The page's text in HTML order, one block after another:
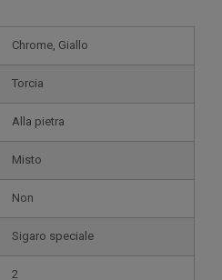
Chrome, Giallo
Torcia
Alla pietra
misto
non
sigaro speciale
2